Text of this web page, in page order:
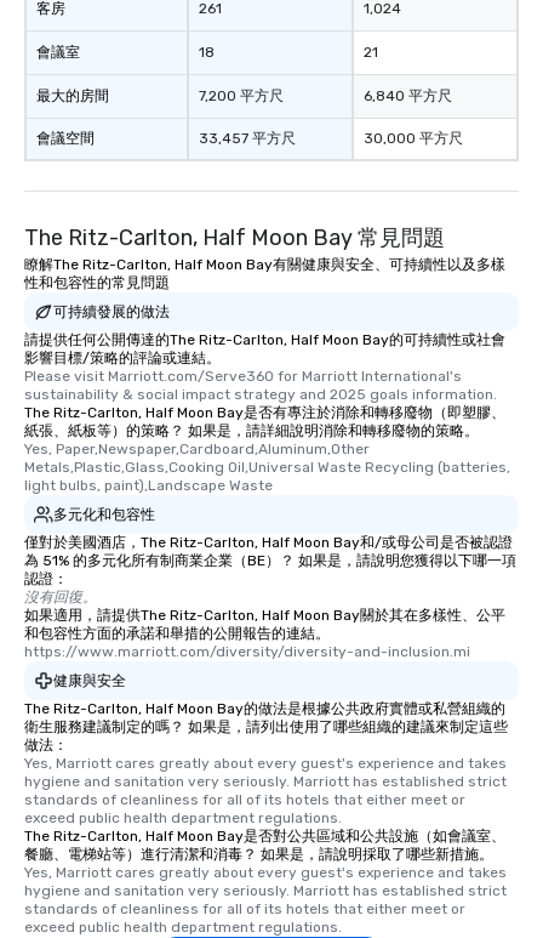
客房
會議室
最大的房間
會議空間
261
18
7,200 平方尺
33,457 平方尺
1,024
21
6,840 平方尺
30,000 平方尺
The Ritz-Carlton, Half Moon Bay 常見問題
瞭解The Ritz-Carlton, Half Moon Bay有關健康與安全、可持續性以及多樣
性和包容性的常見問題
可持續發展的做法
請提供任何公開傳達的The Ritz-Carlton, Half Moon Bay的可持續性或社會
影響目標/策略的評論或連結。
Please visit Marriott.com/Serve360 for Marriott International's
sustainability & social impact strategy and 2025 goals information.
The Ritz-Carlton, Half Moon Bay是否有專注於消除和轉移廢物（即塑膠、
紙張、紙板等）的策略？ 如果是，請詳細說明消除和轉移廢物的策略。
Yes, Paper,Newspaper,Cardboard,Aluminum,Other
Metals,Plastic,Glass,Cooking Oil,Universal Waste Recycling (batteries,
light bulbs, paint),Landscape Waste
多元化和包容性
僅對於美國酒店，The Ritz-Carlton, Half Moon Bay和/或母公司是否被認證
為 51% 的多元化所有制商業企業（BE）？ 如果是，請說明您獲得以下哪一項
認證：
沒有回復。
如果適用，請提供The Ritz-Carlton, Half Moon Bay關於其在多樣性、公平
和包容性方面的承諾和舉措的公開報告的連結。
https://www.marriott.com/diversity/diversity-and-inclusion.mi
健康與安全
The Ritz-Carlton, Half Moon Bay的做法是根據公共政府實體或私營組織的
衛生服務建議制定的嗎？ 如果是，請列出使用了哪些組織的建議來制定這些
做法：
Yes, Marriott cares greatly about every guest's experience and takes
hygiene and sanitation very seriously. Marriott has established strict
standards of cleanliness for all of its hotels that either meet or
exceed public health department regulations.
The Ritz-Carlton, Half Moon Bay是否對公共區域和公共設施（如會議室、
餐廳、電梯站等）進行清潔和消毒？ 如果是，請說明採取了哪些新措施。
Yes, Marriott cares greatly about every guest's experience and takes
hygiene and sanitation very seriously. Marriott has established strict
standards of cleanliness for all of its hotels that either meet or
exceed public health department regulations.